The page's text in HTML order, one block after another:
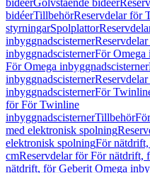
bidéerGolvstående bidéer
bidéerTillbehörReservdelar för
styrningarSpolplattor
inbyggnadscisterner
inbyggnadscisternerFör Omega
För Omega inbyggnadscisterner
inbyggnadscisterner
inbyggnadscisternerFör
för För Twinline
inbyggnadscisternerTillbehör
med elektronisk spolning
elektronisk spolningFör
cmReservdelar för För nätdrift,
nätdrift, för Geberit Omega